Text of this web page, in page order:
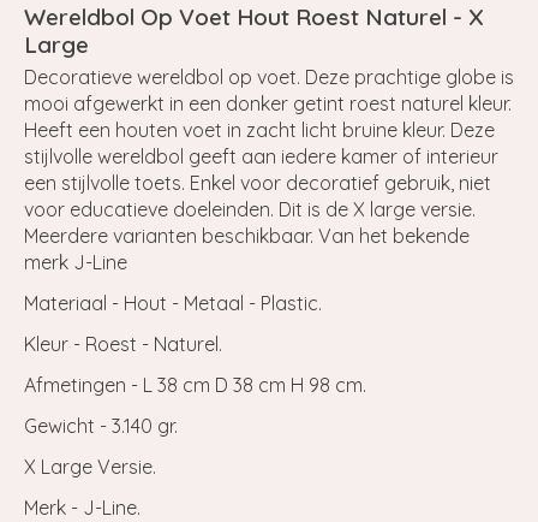
Wereldbol Op Voet Hout Roest Naturel - X
Large
Decoratieve wereldbol op voet. Deze prachtige globe is
mooi afgewerkt in een donker getint roest naturel kleur.
Heeft een houten voet in zacht licht bruine kleur. Deze
stijlvolle wereldbol geeft aan iedere kamer of interieur
een stijlvolle toets. Enkel voor decoratief gebruik, niet
voor educatieve doeleinden. Dit is de X large versie.
Meerdere varianten beschikbaar. Van het bekende
merk J-Line
Materiaal - Hout - Metaal - Plastic.
Kleur - Roest - Naturel.
Afmetingen - L 38 cm D 38 cm H 98 cm.
Gewicht - 3.140 gr.
X Large Versie.
Merk - J-Line.